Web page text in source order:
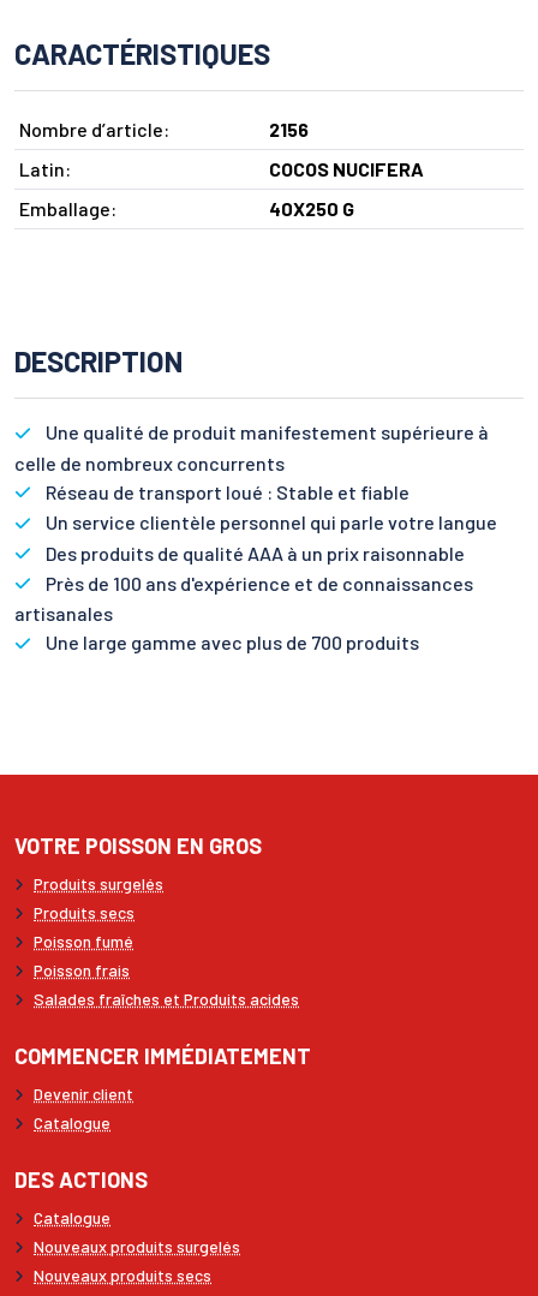
CARACTÉRISTIQUES
Nombre d’article:
2156
Latin:
COCOS NUCIFERA
Emballage:
40X250 G
DESCRIPTION
Une qualité de produit manifestement supérieure à
celle de nombreux concurrents
Réseau de transport loué : Stable et fiable
Un service clientèle personnel qui parle votre langue
Des produits de qualité AAA à un prix raisonnable
Près de 100 ans d'expérience et de connaissances
artisanales
Une large gamme avec plus de 700 produits
VOTRE POISSON EN GROS
Produits surgelés
Produits secs
Poisson fumé
Poisson frais
Salades fraîches et Produits acides
COMMENCER IMMÉDIATEMENT
Devenir client
Catalogue
DES ACTIONS
Catalogue
Nouveaux produits surgelés
Nouveaux produits secs